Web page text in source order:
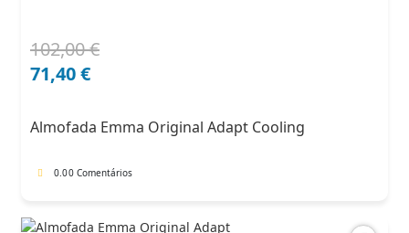
102,00€
O
preço
102,00 €.
71,40€
O
preço
71,40 €.
Almofada Emma Original Adapt Cooling
0.00 Comentários